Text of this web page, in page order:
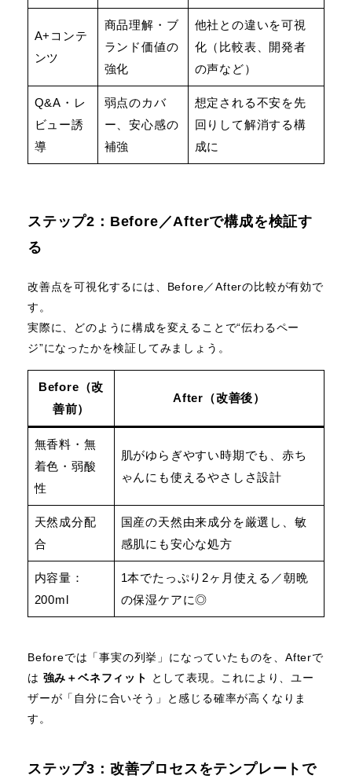
A+コンテ
ンツ
商品理解・ブ
ランド価値の
強化
他社との違いを可視
化（比較表、開発者
の声など）
Q&A・レ
ビュー誘
導
弱点のカバ
ー、安心感の
補強
想定される不安を先
回りして解消する構
成に
ステップ2：Before／Afterで構成を検証す
る
改善点を可視化するには、Before／Afterの比較が有効で
す。
実際に、どのように構成を変えることで“伝わるペー
ジ”になったかを検証してみましょう。
Before（改
善前）
After（改善後）
無香料・無
着色・弱酸
性
肌がゆらぎやすい時期でも、赤ち
ゃんにも使えるやさしさ設計
天然成分配
合
国産の天然由来成分を厳選し、敏
感肌にも安心な処方
内容量：
200ml
1本でたっぷり2ヶ月使える／朝晩
の保湿ケアに◎
Beforeでは「事実の列挙」になっていたものを、Afterで
は 強み＋ベネフィット
として表現。これにより、ユー
ザーが「自分に合いそう」と感じる確率が高くなりま
す。
ステップ3：改善プロセスをテンプレートで